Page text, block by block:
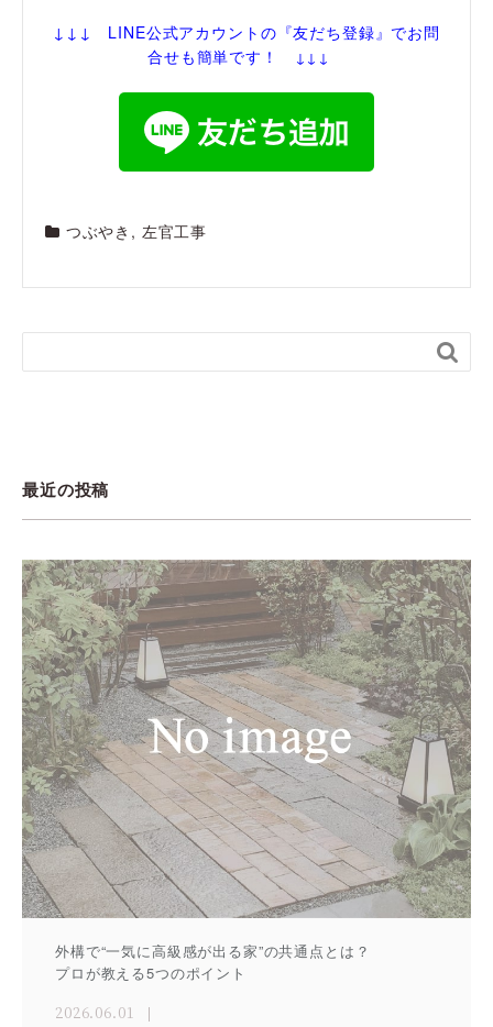
↓↓↓ LINE公式アカウントの『友だち登録』でお問
合せも簡単です！
↓↓↓
つぶやき , 左官工事

最近の投稿
外構で“一気に高級感が出る家”の共通点とは？
プロが教える5つのポイント
2026.06.01